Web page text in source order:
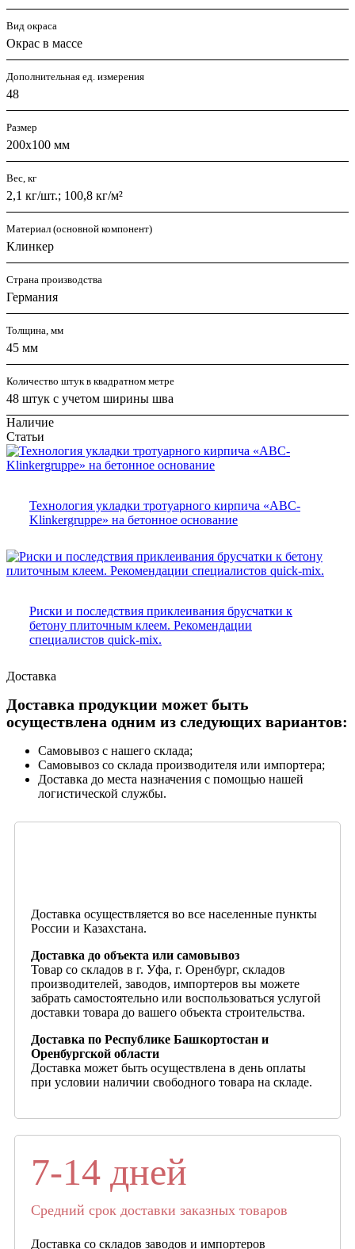
Вид окраса
Окрас в массе
Дополнительная ед. измерения
48
Размер
200х100 мм
Вес, кг
2,1 кг/шт.; 100,8 кг/м²
Материал (основной компонент)
Клинкер
Страна производства
Германия
Толщина, мм
45 мм
Количество штук в квадратном метре
48 штук с учетом ширины шва
Наличие
Статьи
Технология укладки тротуарного кирпича «ABC-
Klinkergruppe» на бетонное основание
Риски и последствия приклеивания брусчатки к
бетону плиточным клеем. Рекомендации
специалистов quick-mix.
Доставка
Доставка продукции может быть
осуществлена одним из следующих вариантов:
Самовывоз с нашего склада;
Самовывоз со склада производителя или импортера;
Доставка до места назначения с помощью нашей
логистической службы.
Доставка осуществляется во все населенные пункты
России и Казахстана.
Доставка до объекта или самовывоз
Товар со складов в г. Уфа, г. Оренбург, складов
производителей, заводов, импортеров вы можете
забрать самостоятельно или воспользоваться услугой
доставки товара до вашего объекта строительства.
Доставка по Республике Башкортостан и
Оренбургской области
Доставка может быть осуществлена в день оплаты
при условии наличии свободного товара на складе.
7-14 дней
Средний срок доставки заказных товаров
Доставка со складов заводов и импортеров